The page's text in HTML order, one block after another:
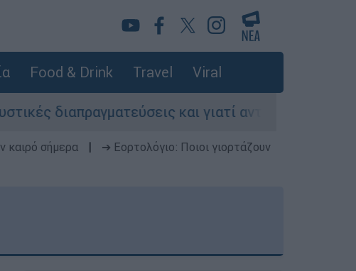
Food & Drink Travel Viral
και γιατί αντιδρούν οι ΗΠΑ
καιρό σήμερα
➔ Εορτολόγιο: Ποιοι γιορτάζουν